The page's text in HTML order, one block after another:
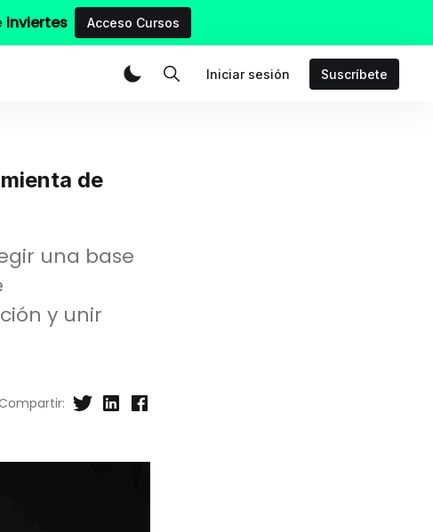
inviertes Acceso Cursos
Iniciar sesión Suscríbete
de
una base
y unir